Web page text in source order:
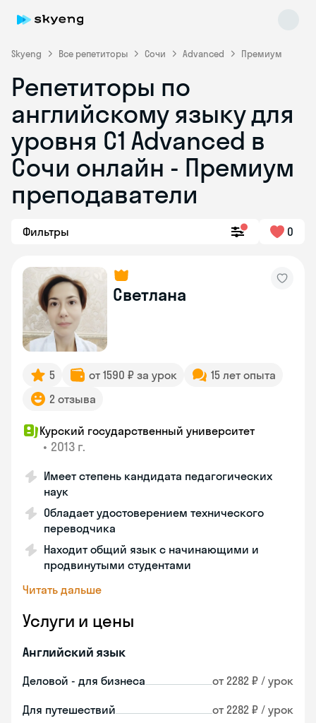
Skyeng Все репетиторы Сочи Advanced Премиум
Репетиторы по
английскому языку для
уровня C1 Advanced в
Сочи онлайн - Премиум
преподаватели
Фильтры 0
Светлана
5 от 1590 ₽ за урок
15 лет опыта
2 отзыва
Курский государственный университет
• 2013 г.
Имеет степень кандидата педагогических
наук
Обладает удостоверением технического
переводчика
Находит общий язык с начинающими и
продвинутыми студентами
Читать дальше
Услуги и цены
Английский язык
Деловой - для бизнеса от 2282 ₽ / урок
Для путешествий от 2282 ₽ / урок
online